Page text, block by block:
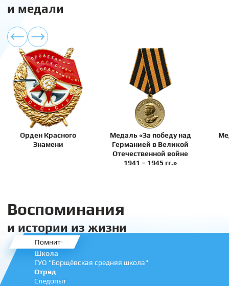
и медали
Орден Красного
Знамени
Медаль «За победу над
Германией в Великой
Отечественной войне
1941 – 1945 гг.»
Воспоминания
и истории из жизни
Помнит
Школа
ГУО "Борщёвская средняя школа"
Отряд
Следопыт